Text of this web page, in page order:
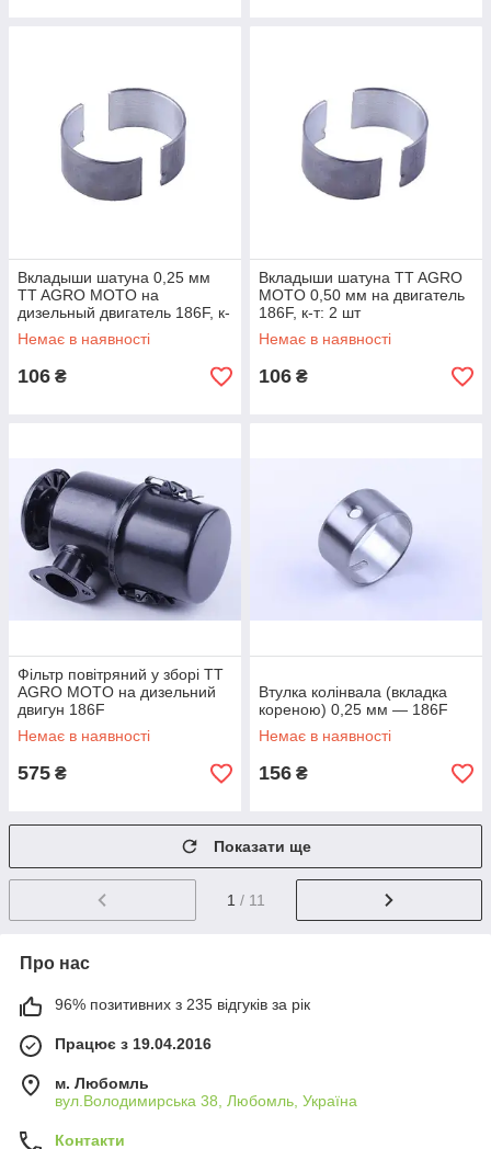
Вкладыши шатуна 0,25 мм
TT AGRO MOTO на
дизельный двигатель 186F, к-
т: 2 шт.
Немає в наявності
106 ₴
Вкладыши шатуна TT AGRO
MOTO 0,50 мм на двигатель
186F, к-т: 2 шт
Немає в наявності
106 ₴
Фільтр повітряний у зборі TT
AGRO MOTO на дизельний
двигун 186F
Немає в наявності
575 ₴
Втулка колінвала (вкладка
кореною) 0,25 мм — 186F
Немає в наявності
156 ₴
Показати ще
1 / 11
Про нас
96% позитивних з 235 відгуків за рік
Працює з 19.04.2016
м. Любомль
вул.Володимирська 38, Любомль, Україна
Контакти